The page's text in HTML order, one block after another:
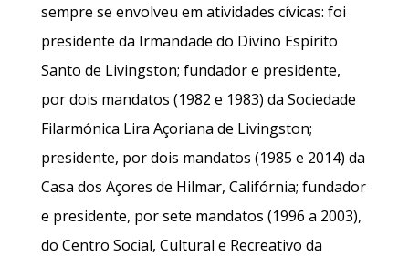
sempre se envolveu em atividades cívicas: foi
presidente da Irmandade do Divino Espírito
Santo de Livingston; fundador e presidente,
por dois mandatos (1982 e 1983) da Sociedade
Filarmónica Lira Açoriana de Livingston;
presidente, por dois mandatos (1985 e 2014) da
Casa dos Açores de Hilmar, Califórnia; fundador
e presidente, por sete mandatos (1996 a 2003),
do Centro Social, Cultural e Recreativo da